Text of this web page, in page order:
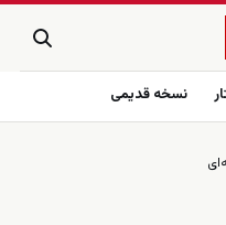
نسخه قدیمی